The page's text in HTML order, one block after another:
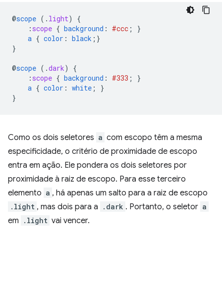
@scope ( . light)
{
: scope { background : #ccc ;
}
a { color : black ;}
}
@scope ( .dark)
{
: scope { background : #333 ;
}
a { color : white ;
}
}
Como os dois seletores a com escopo têm a mesma
especificidade, o critério de proximidade de escopo
entra em ação. Ele pondera os dois seletores por
proximidade à raiz de escopo. Para esse terceiro
elemento a , há apenas um salto para a raiz de escopo
.light , mas dois para a .dark . Portanto, o seletor a
em .light vai vencer.